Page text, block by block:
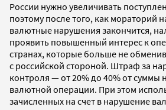
России нужно увеличивать
поэтому после того, как мораторий
валютные нарушения закончится,
проявить повышенный интерес к
странах, которые больше не
с российской стороной. Штраф за
контроля — от 20% до 40% от суммы
валютной операции. При этом
зачисленных на счет в нарушение